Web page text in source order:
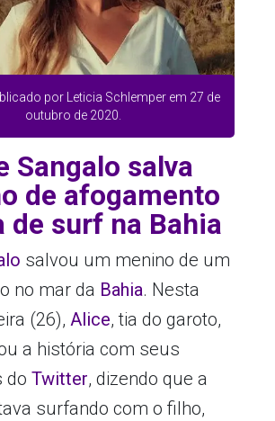
por Leticia Schlemper em 27 de
outubro de 2020.
Sangalo salva
de afogamento
de surf na Bahia
salvou um menino de um
no mar da Bahia. Nesta
(26), Alice, tia do garoto,
a história com seus
do Twitter, dizendo que a
surfando com o filho,